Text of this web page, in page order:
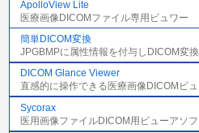
ApolloView Lite
医療画像DICOMファイル専用ビュワー
簡単DICOM変換
JPGBMPに属性情報を付与しDICOM変
DICOM Glance Viewer
直感的に操作できる医療画像DICOMビ
Sycorax
医用画像ファイルDICOM用ビューアソフ